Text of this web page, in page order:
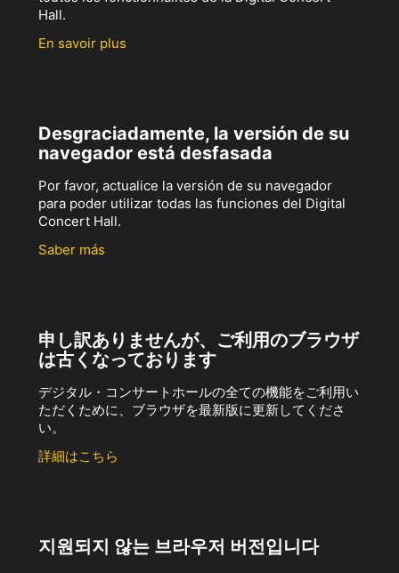
Hall.
En savoir plus
Desgraciadamente, la versión de su
navegador está desfasada
Por favor, actualice la versión de su navegador
para poder utilizar todas las funciones del Digital
Concert Hall.
Saber más
申し訳ありませんが、ご利用のブラウザ
は古くなっております
デジタル・コンサートホールの全ての機能をご利用い
ただくために、ブラウザを最新版に更新してくださ
い。
詳細はこちら
지원되지 않는 브라우저 버전입니다